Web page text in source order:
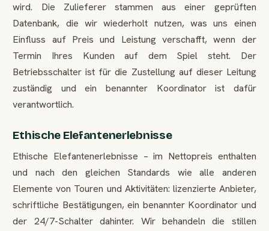
wird. Die Zulieferer stammen aus einer geprüften
Datenbank, die wir wiederholt nutzen, was uns einen
Einfluss auf Preis und Leistung verschafft, wenn der
Termin Ihres Kunden auf dem Spiel steht. Der
Betriebsschalter ist für die Zustellung auf dieser Leitung
zuständig und ein benannter Koordinator ist dafür
verantwortlich.
Ethische Elefantenerlebnisse
Ethische Elefantenerlebnisse – im Nettopreis enthalten
und nach den gleichen Standards wie alle anderen
Elemente von Touren und Aktivitäten: lizenzierte Anbieter,
schriftliche Bestätigungen, ein benannter Koordinator und
der 24/7-Schalter dahinter. Wir behandeln die stillen